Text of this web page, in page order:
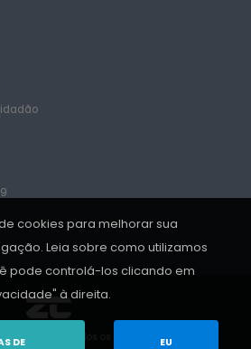
2013-2026. Todos os Direitos Reservados.
cookies para melhorar sua
Leia sobre como utilizamos
pode controlá-los clicando em
à direita.
DE EU